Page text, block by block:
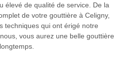
élevé de qualité de service. De la
de votre gouttière à Celigny,
techniques qui ont érigé notre
vous aurez une belle gouttière